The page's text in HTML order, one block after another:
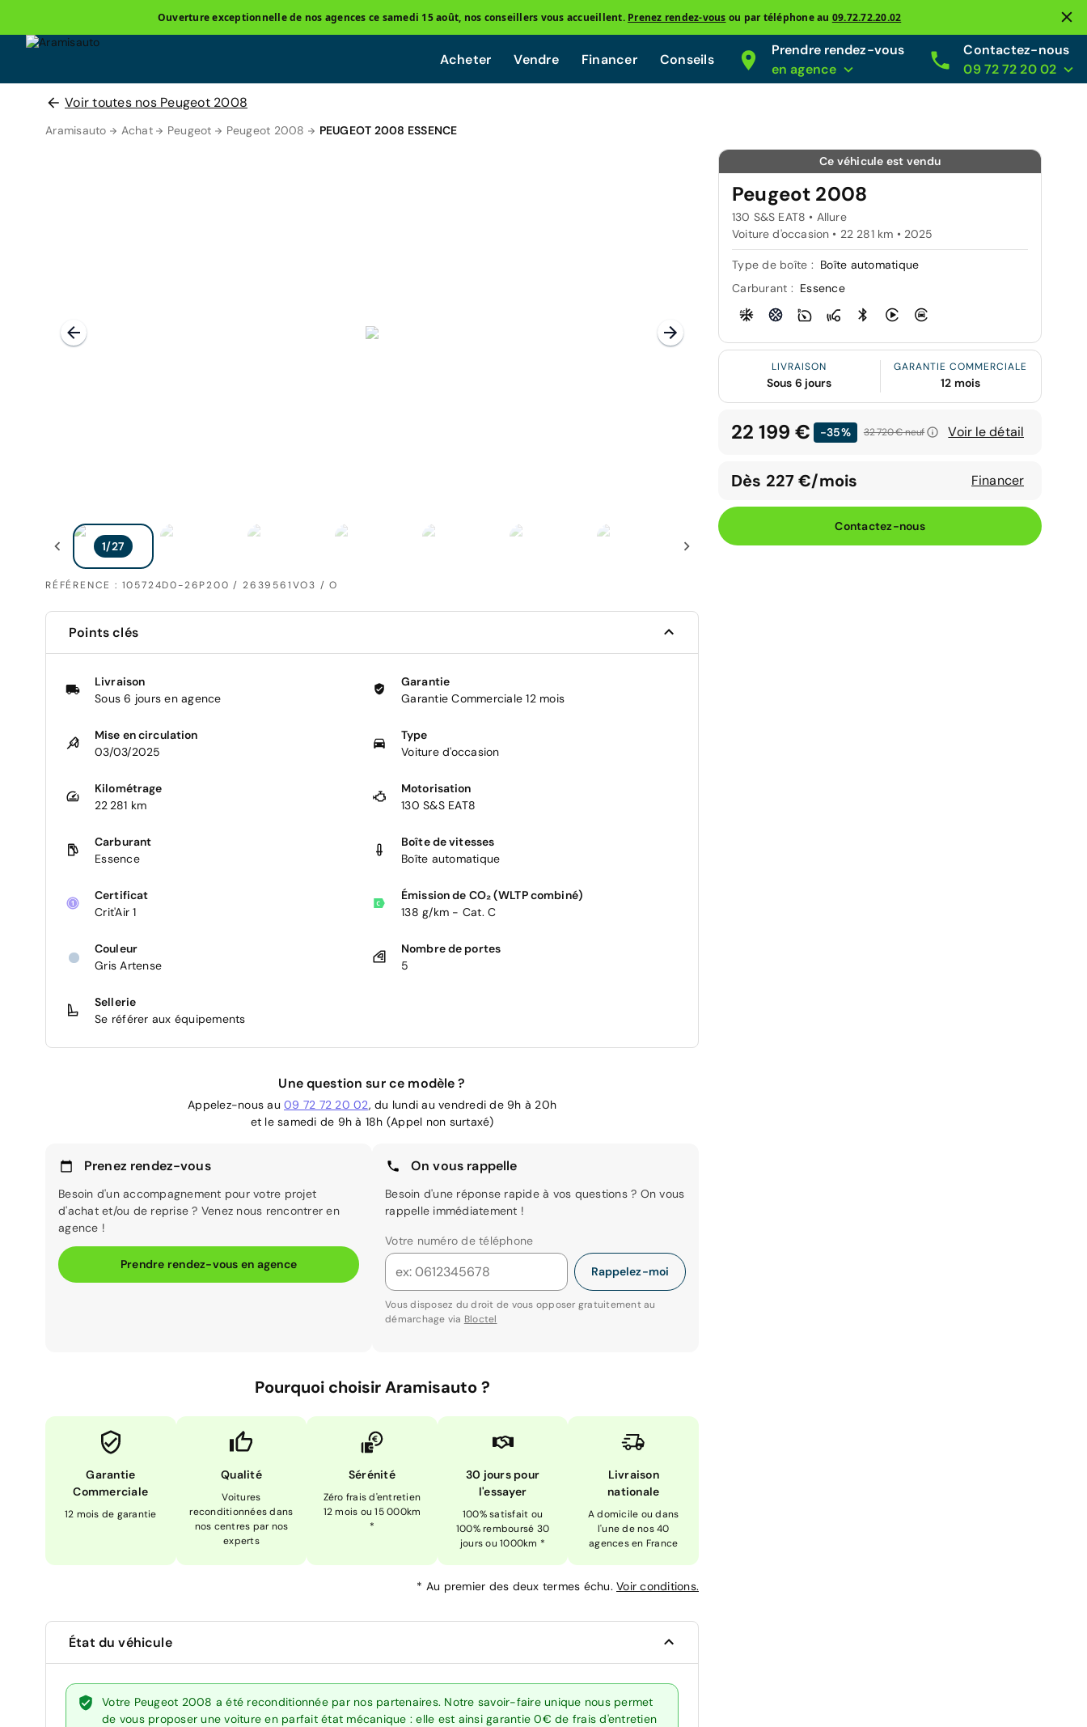
Ouverture exceptionnelle de nos agences ce samedi 15 août, nos conseillers vous accueillent. Prenez rendez-vous ou par téléphone au 09.72.72.20.02
Acheter Vendre Financer Conseils
Prendre rendez-vous
en agence
Contactez-nous
09 72 72 20 02
Voir toutes nos Peugeot 2008
Aramisauto Achat Peugeot Peugeot 2008 PEUGEOT 2008 ESSENCE
RÉFÉRENCE : 105724D0-26P200 / 2639561VO3 / O
Ce véhicule est vendu
Peugeot 2008
130 S&S EAT8 • Allure
Voiture d'occasion • 22 281 km • 2025
Type de boîte : Boîte automatique
Carburant : Essence
LIVRAISON
Sous 6 jours
GARANTIE COMMERCIALE
12 mois
22 199 € -35% 32 720 €neuf Voir le détail
Dès 227 €/mois Financer
Contactez-nous
Points clés
Livraison
Sous 6 jours en agence
Garantie
Garantie Commerciale 12 mois
Mise en circulation
03/03/2025
Type
Voiture d'occasion
Kilométrage
22 281 km
Motorisation
130 S&S EAT8
Carburant
Essence
Boîte de vitesses
Boîte automatique
Certificat
Crit'Air 1
Émission de CO₂ (WLTP combiné)
138 g/km - Cat. C
Couleur
Gris Artense
Nombre de portes
5
Sellerie
Se référer aux équipements
Une question sur ce modèle ?
Appelez-nous au 09 72 72 20 02, du lundi au vendredi de 9h à 20h
et le samedi de 9h à 18h (Appel non surtaxé)
Prenez rendez-vous
Besoin d'un accompagnement pour votre projet
d'achat et/ou de reprise ? Venez nous rencontrer en
agence !
Prendre rendez-vous en agence
On vous rappelle
Besoin d'une réponse rapide à vos questions ? On vous
rappelle immédiatement !
Votre numéro de téléphone
Rappelez-moi
Vous disposez du droit de vous opposer gratuitement au
démarchage via Bloctel
Pourquoi choisir Aramisauto ?
Garantie
Commerciale
12 mois de garantie
Qualité
Voitures
reconditionnées dans
nos centres par nos
experts
Sérénité
Zéro frais d'entretien
12 mois ou 15 000km
*
30 jours pour
l'essayer
100% satisfait ou
100% remboursé 30
jours ou 1000km *
Livraison
nationale
A domicile ou dans
l'une de nos 40
agences en France
* Au premier des deux termes échu. Voir conditions.
État du véhicule
Votre Peugeot 2008 a été reconditionnée par nos partenaires. Notre savoir-faire unique nous permet
de vous proposer une voiture en parfait état mécanique : elle est ainsi garantie 0€ de frais d'entretien